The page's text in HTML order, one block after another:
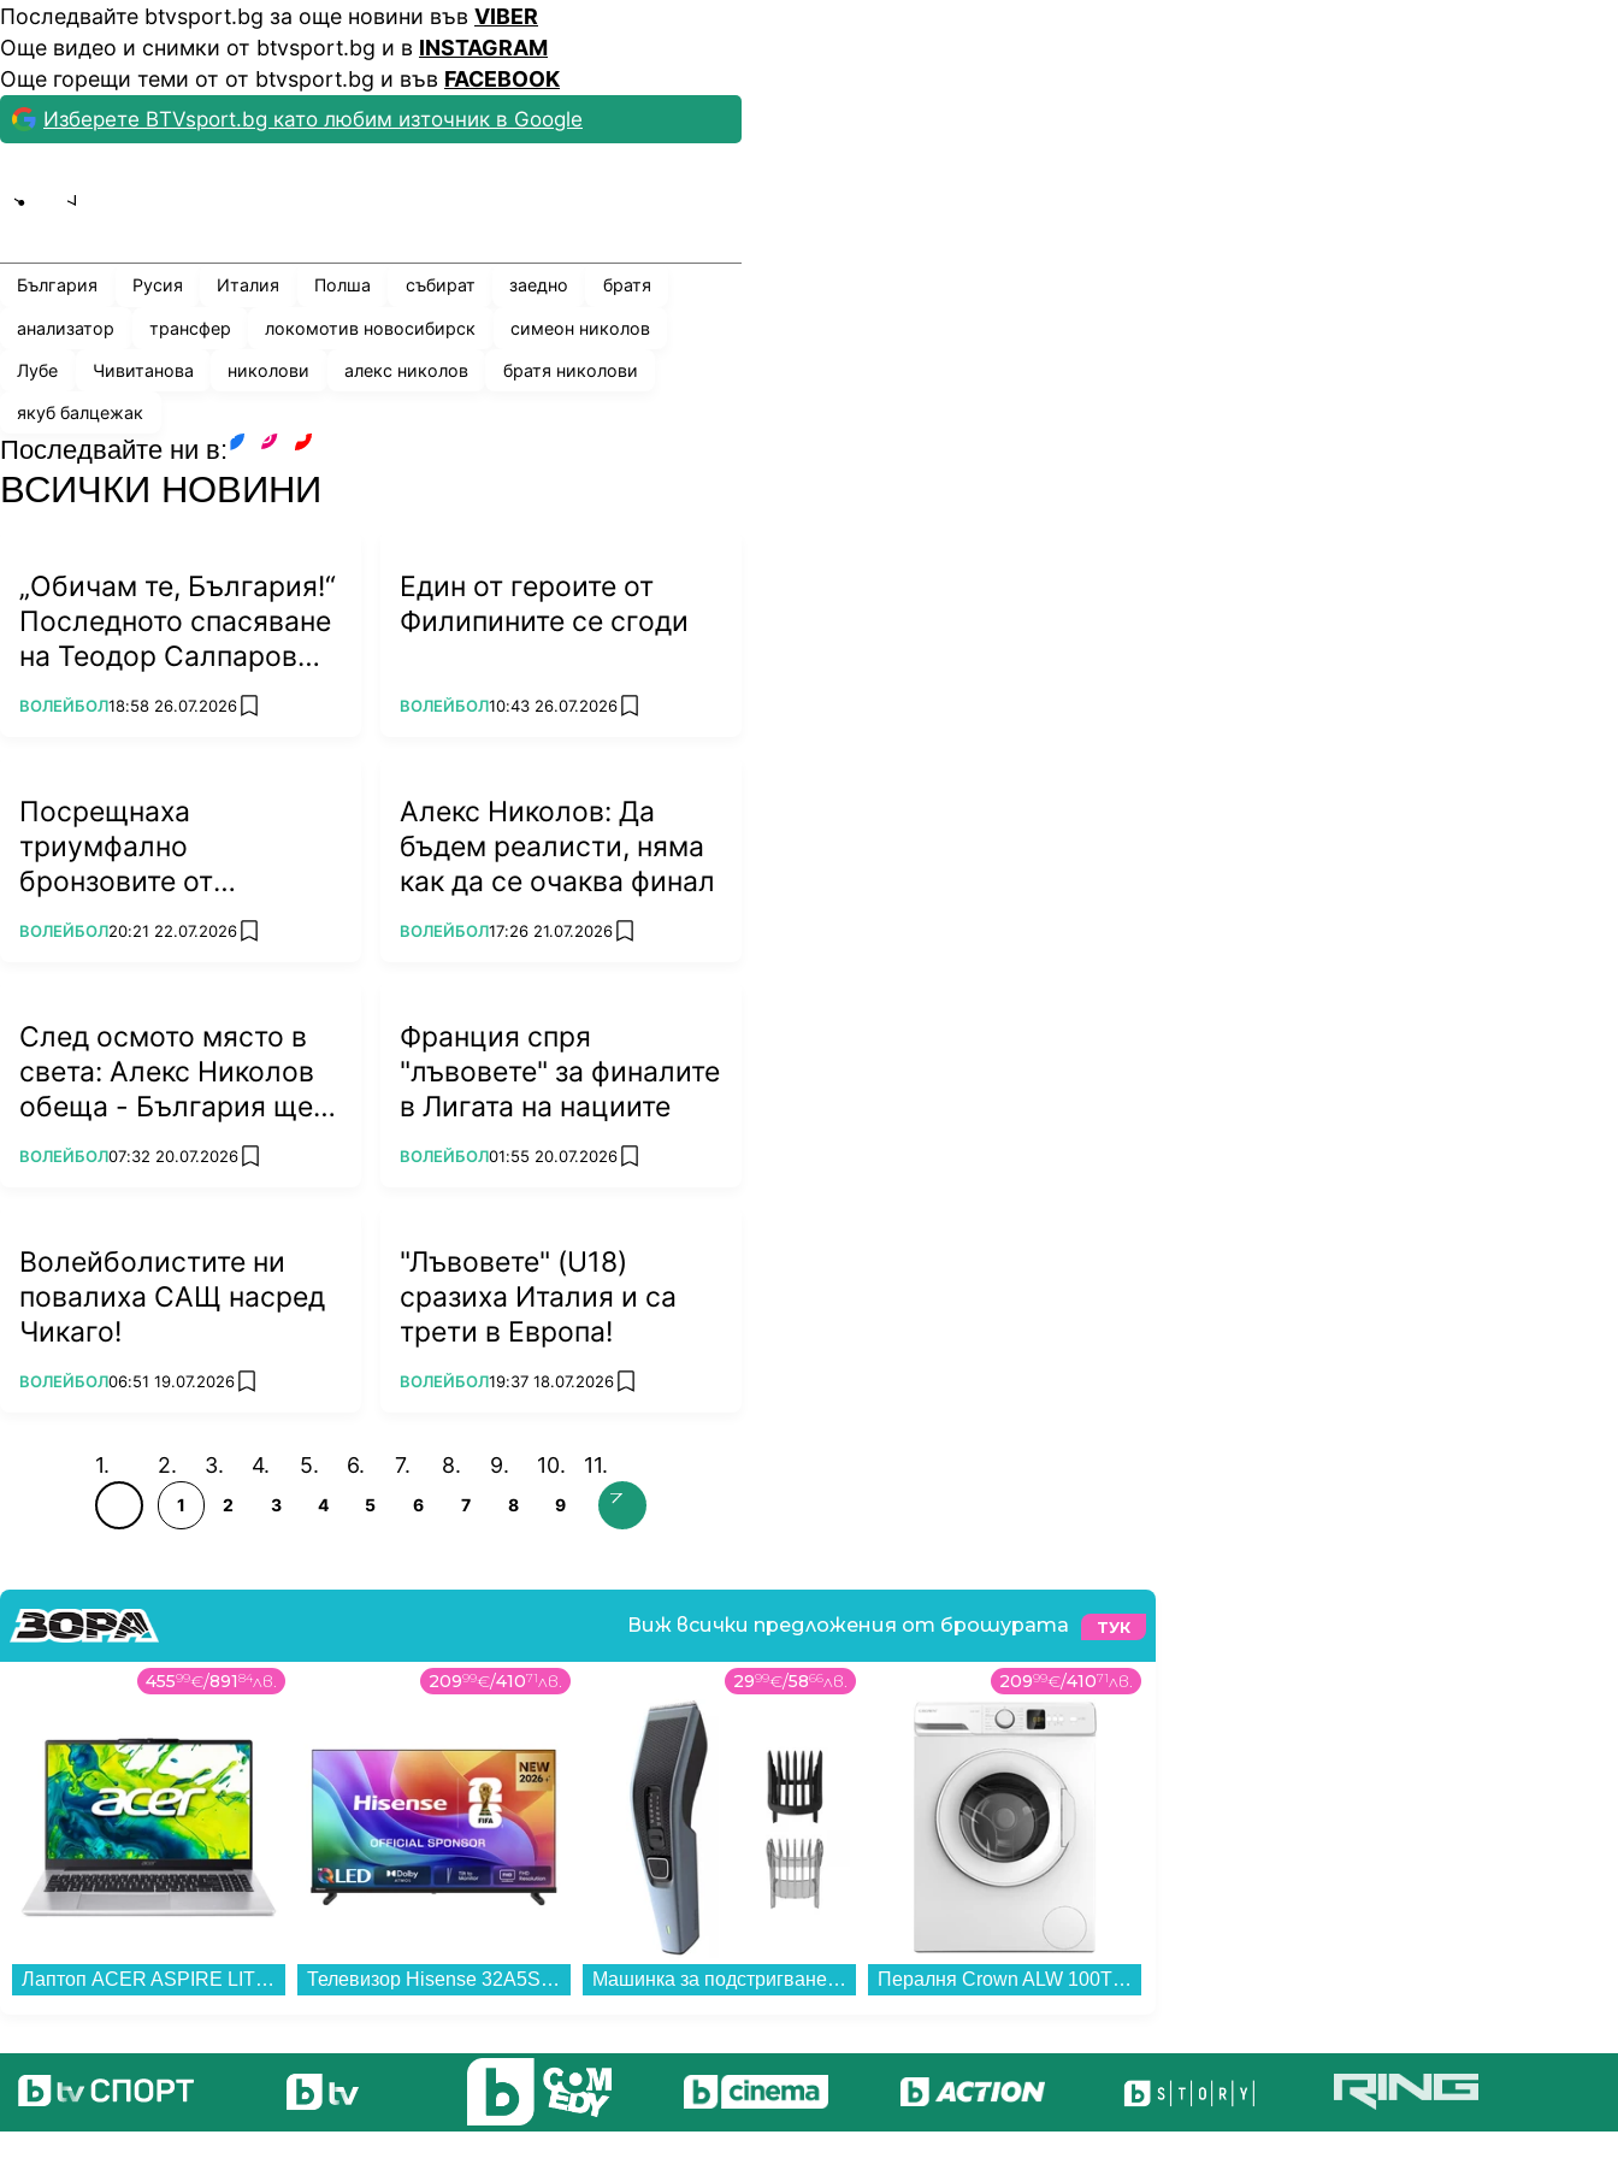
Последвайте btvsport.bg за още новини във VIBER
Още видео и снимки от btvsport.bg и в INSTAGRAM
Още горещи теми от от btvsport.bg и във FACEBOOK
Изберете BTVsport.bg като любим източник в Google
България Русия Италия Полша събират заедно братя
анализатор трансфер локомотив новосибирск симеон николов
Лубе Чивитанова николови алекс николов братя николови
якуб балцежак
Последвайте ни в:
ВСИЧКИ НОВИНИ
„Обичам те, България!“
Последното спасяване
на Теодор Салпаров
пряко по bTV на 5
септември (ВИДЕО)
ПОВЕЧЕ ОТ
ВОЛЕЙБОЛ18:58 26.07.2026 add favorites
Един от героите от
Филипините се сгоди
ПОВЕЧЕ ОТ
ВОЛЕЙБОЛ10:43 26.07.2026 add favorites
Посрещнаха
триумфално
бронзовите от
Евроволей 2026
ПОВЕЧЕ ОТ
ВОЛЕЙБОЛ20:21 22.07.2026 add favorites
Алекс Николов: Да
бъдем реалисти, няма
как да се очаква финал
ПОВЕЧЕ ОТ
ВОЛЕЙБОЛ17:26 21.07.2026 add favorites
След осмото място в
света: Алекс Николов
обеща - България ще
се върне по-силна
ПОВЕЧЕ ОТ
ВОЛЕЙБОЛ07:32 20.07.2026 add favorites
Франция спря
"лъвовете" за финалите
в Лигата на нациите
ПОВЕЧЕ ОТ
ВОЛЕЙБОЛ01:55 20.07.2026 add favorites
Волейболистите ни
повалиха САЩ насред
Чикаго!
ПОВЕЧЕ ОТ
ВОЛЕЙБОЛ06:51 19.07.2026 add favorites
"Лъвовете" (U18)
сразиха Италия и са
трети в Европа!
ПОВЕЧЕ ОТ
ВОЛЕЙБОЛ19:37 18.07.2026 add favorites
1 2 3 4 5 6 7 8 9
Виж всички предложения от брошурата ТУК
45599€/89184лв.
Лаптоп ACER ASPIRE LITE 15 AL15-45P-R2H1 NX.DLQEX.001 , 15.60 , 16 , 512GB SSSD , AMD Radeon Graphics , AMD Ryzen 7 5825U OCTA CORE , Без OS...
20999€/41071лв.
Телевизор Hisense 32A5S , 1920x1080 FULL HD , 32 inch, 80 см, QLED ...
2999€/5866лв.
Машинка за подстригване Philips HC3530/15...
20999€/41071лв.
Пералня Crown ALW 100T , 1000 об./мин., 5.00 kg, D , Бял...